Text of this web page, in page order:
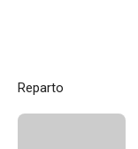
Reparto